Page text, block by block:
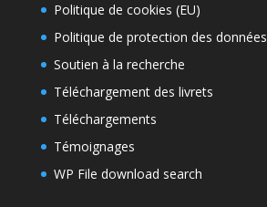
Politique de cookies (EU)
Politique de protection des données
Soutien à la recherche
Téléchargement des livrets
Téléchargements
Témoignages
WP File download search